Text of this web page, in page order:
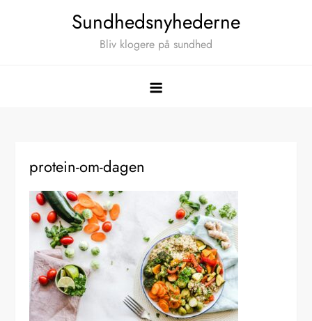
Sundhedsnyhederne
Bliv klogere på sundhed
protein-om-dagen